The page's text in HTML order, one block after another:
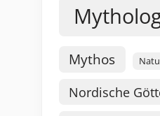
Mythos
Nordische